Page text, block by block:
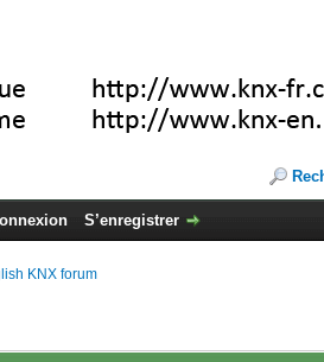
S’enregistrer
KNX forum